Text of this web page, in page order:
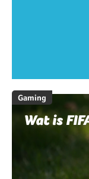
Gaming
Wat is